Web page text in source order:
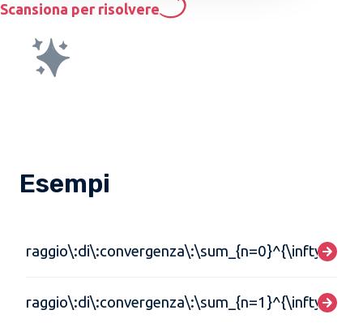
Scansiona per risolvere
Esempi